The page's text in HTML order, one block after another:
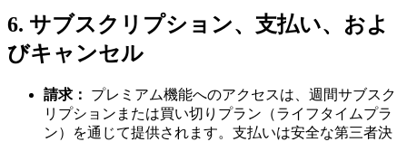
6. サブスクリプション、支払い、およ
びキャンセル
請求：
プレミアム機能へのアクセスは、週間サブスク
リプションまたは買い切りプラン（ライフタイムプラ
ン）を通じて提供されます。支払いは安全な第三者決